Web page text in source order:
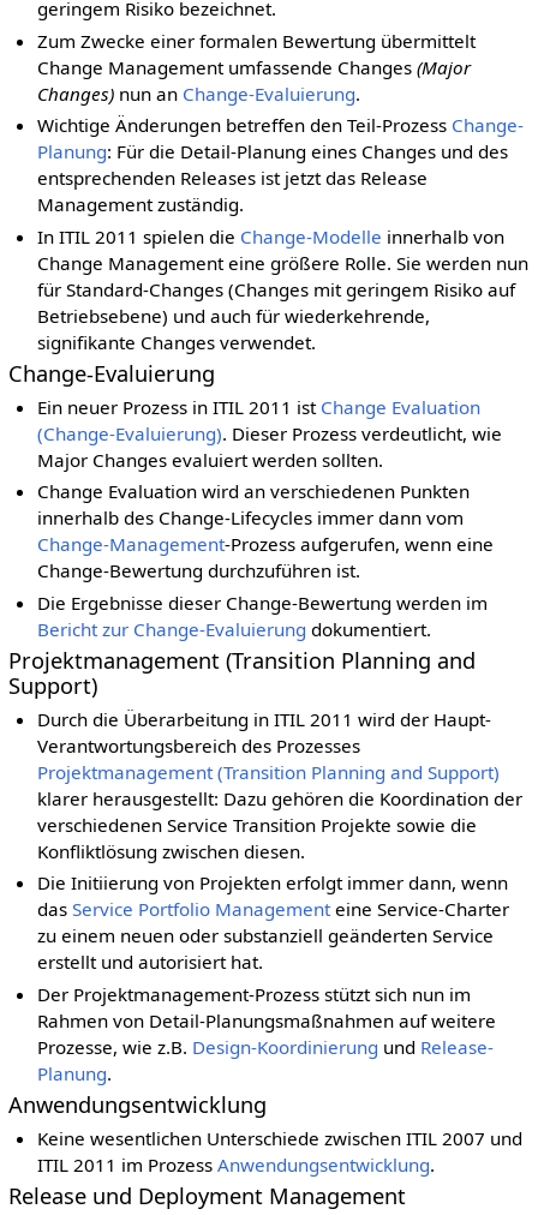
geringem Risiko bezeichnet.
Zum Zwecke einer formalen Bewertung übermittelt
Change Management umfassende Changes(Major
Changes) nun an Change-Evaluierung.
Wichtige Änderungen betreffen den Teil-Prozess Change-
Planung: Für die Detail-Planung eines Changes und des
entsprechenden Releases ist jetzt das Release
Management zuständig.
In ITIL 2011 spielen die Change-Modelle innerhalb von
Change Management eine größere Rolle. Sie werden nun
für Standard-Changes (Changes mit geringem Risiko auf
Betriebsebene) und auch für wiederkehrende,
signifikante Changes verwendet.
Change-Evaluierung
Ein neuer Prozess in ITIL 2011 ist Change Evaluation
(Change-Evaluierung). Dieser Prozess verdeutlicht, wie
Major Changes evaluiert werden sollten.
Change Evaluation wird an verschiedenen Punkten
innerhalb des Change-Lifecycles immer dann vom
Change-Management-Prozess aufgerufen, wenn eine
Change-Bewertung durchzuführen ist.
Die Ergebnisse dieser Change-Bewertung werden im
Bericht zur Change-Evaluierung dokumentiert.
Projektmanagement (Transition Planning and
Support)
Durch die Überarbeitung in ITIL 2011 wird der Haupt-
Verantwortungsbereich des Prozesses
Projektmanagement (Transition Planning and Support)
klarer herausgestellt: Dazu gehören die Koordination der
verschiedenen Service Transition Projekte sowie die
Konfliktlösung zwischen diesen.
Die Initiierung von Projekten erfolgt immer dann, wenn
dasService Portfolio Managementeine Service-Charter
zu einem neuen oder substanziell geänderten Service
erstellt und autorisiert hat.
Der Projektmanagement-Prozess stützt sich nun im
Rahmen von Detail-Planungsmaßnahmen auf weitere
Prozesse, wie z.B. Design-Koordinierung und Release-
Planung.
Anwendungsentwicklung
Keine wesentlichen Unterschiede zwischen ITIL 2007 und
ITIL 2011 im ProzessAnwendungsentwicklung.
Release und Deployment Management